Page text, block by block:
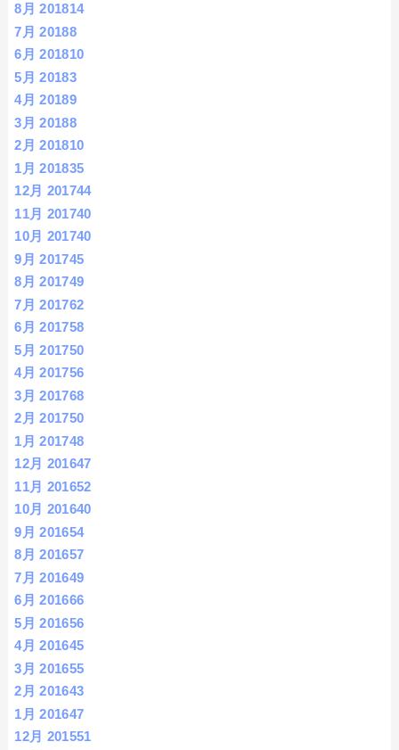
8月 201814
7月 20188
6月 201810
5月 20183
4月 20189
3月 20188
2月 201810
1月 201835
12月 201744
11月 201740
10月 201740
9月 201745
8月 201749
7月 201762
6月 201758
5月 201750
4月 201756
3月 201768
2月 201750
1月 201748
12月 201647
11月 201652
10月 201640
9月 201654
8月 201657
7月 201649
6月 201666
5月 201656
4月 201645
3月 201655
2月 201643
1月 201647
12月 201551